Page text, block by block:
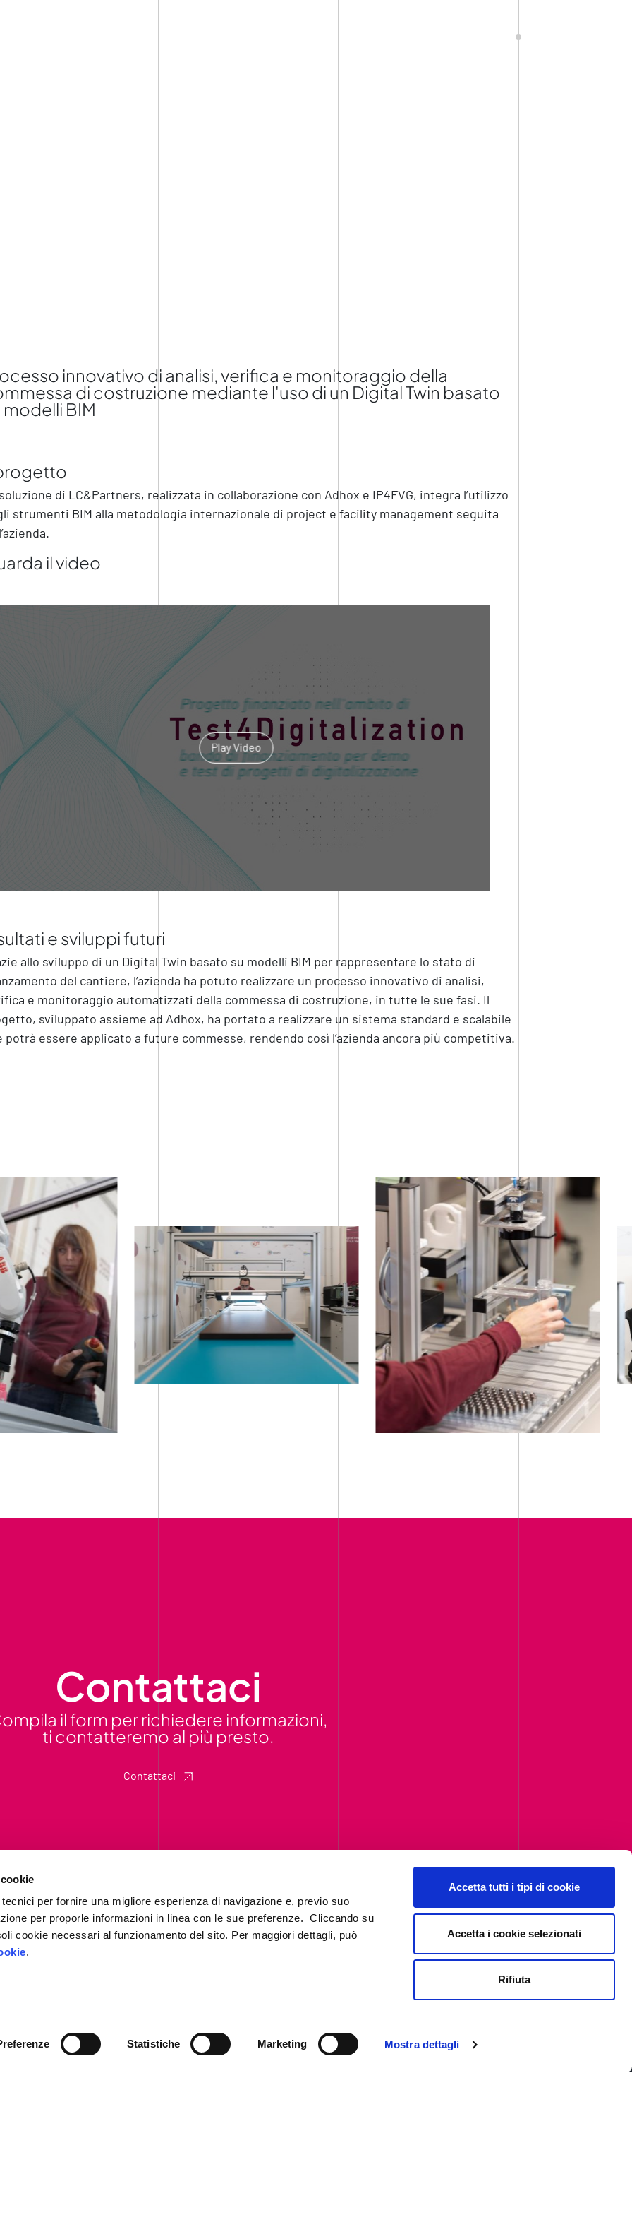
per fornire una migliore esperienza di navigazione e, previo suo
per proporle informazioni in linea con le sue preferenze. Cliccando su
cookie necessari al funzionamento del sito. Per maggiori dettagli, può
.
Statistiche Marketing Mostra dettagli
Accetta tutti i tipi di cookie
Accetta i cookie selezionati
Rifiuta
innovativo di analisi, verifica e monitoraggio della
di costruzione mediante l'uso di un Digital Twin basato
modelli BIM
di LC&Partners, realizzata in collaborazione con Adhox e IP4FVG, integra l’utilizzo
strumenti BIM alla metodologia internazionale di project e facility management seguita
il video
Play Video
e sviluppi futuri
allo sviluppo di un Digital Twin basato su modelli BIM per rappresentare lo stato di
del cantiere, l’azienda ha potuto realizzare un processo innovativo di analisi,
e monitoraggio automatizzati della commessa di costruzione, in tutte le sue fasi. Il
sviluppato assieme ad Adhox, ha portato a realizzare un sistema standard e scalabile
potrà essere applicato a future commesse, rendendo così l’azienda ancora più competitiva.
Contattaci
il form per richiedere informazioni,
ti contatteremo al più presto.
Contattaci
Trasformazione digitale
Iscriviti alla newsletter